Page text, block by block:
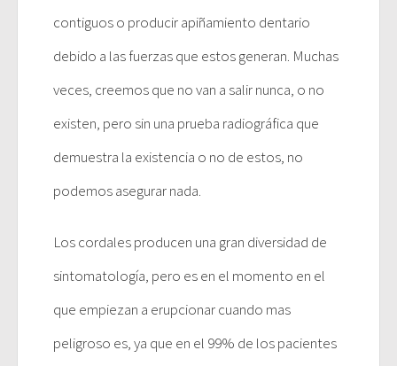
contiguos o producir apiñamiento dentario
debido a las fuerzas que estos generan. Muchas
veces, creemos que no van a salir nunca, o no
existen, pero sin una prueba radiográfica que
demuestra la existencia o no de estos, no
podemos asegurar nada.
Los cordales producen una gran diversidad de
sintomatología, pero es en el momento en el
que empiezan a erupcionar cuando mas
peligroso es, ya que en el 99% de los pacientes